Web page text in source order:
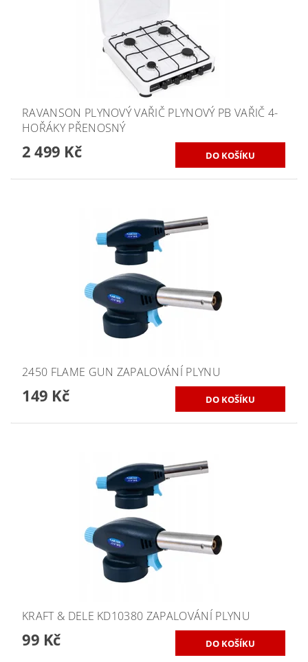
RAVANSON PLYNOVÝ VAŘIČ PLYNOVÝ PB VAŘIČ 4-
HOŘÁKY PŘENOSNÝ
2 499 Kč
2450 FLAME GUN ZAPALOVÁNÍ PLYNU
149 Kč
KRAFT & DELE KD10380 ZAPALOVÁNÍ PLYNU
99 Kč